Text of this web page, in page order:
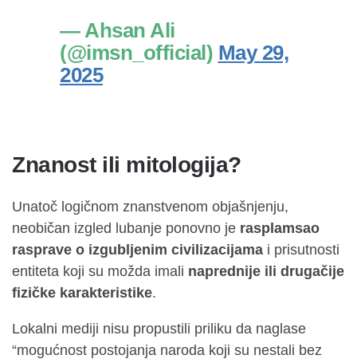
— Ahsan Ali
(@imsn_official) May 29,
2025
Znanost ili mitologija?
Unatoč logičnom znanstvenom objašnjenju,
neobičan izgled lubanje ponovno je rasplamsao
rasprave o izgubljenim civilizacijama i prisutnosti
entiteta koji su možda imali naprednije ili drugačije
fizičke karakteristike.
Lokalni mediji nisu propustili priliku da naglase
“mogućnost postojanja naroda koji su nestali bez